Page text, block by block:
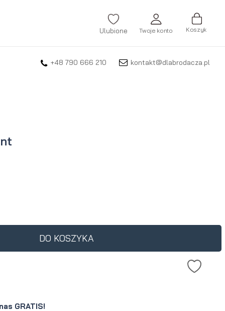
Koszyk
Twoje konto
ZALOGUJ SIĘ
Ulubione
+48 790 666 210 kontakt@dlabrodacza.pl
DO KOSZYKA
GRATIS!